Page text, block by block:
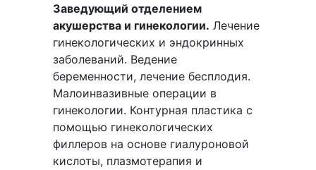
Заведующий отделением
акушерства и гинекологии. Лечение
гинекологических и эндокринных
заболеваний. Ведение
беременности, лечение бесплодия.
Малоинвазивные операции в
гинекологии. Контурная пластика с
помощью гинекологических
филлеров на основе гиалуроновой
кислоты, плазмотерапия и